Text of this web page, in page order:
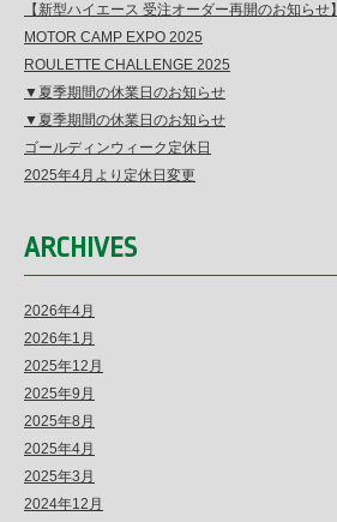
【新型ハイエース 受注オーダー再開のお知らせ】
MOTOR CAMP EXPO 2025
ROULETTE CHALLENGE 2025
▼夏季期間の休業日のお知らせ
▼夏季期間の休業日のお知らせ
ゴールディンウィーク定休日
2025年4月より定休日変更
ARCHIVES
2026年4月
2026年1月
2025年12月
2025年9月
2025年8月
2025年4月
2025年3月
2024年12月